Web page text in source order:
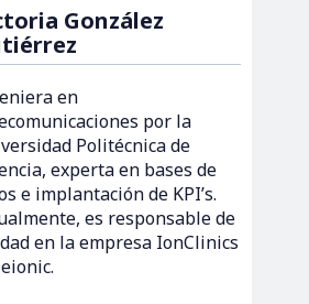
González
en
por la
Politécnica de
experta en bases de
e implantación de KPI’s.
es responsable de
en la empresa IonClinics